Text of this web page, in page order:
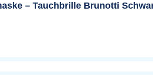
– Tauchbrille Brunotti